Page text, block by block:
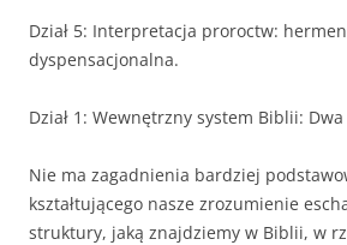
Dział 5: Interpretacja proroctw:
dyspensacjonalna.
Dział 1: Wewnętrzny system Biblii:
Nie ma zagadnienia bardziej
kształtującego nasze zrozumienie
struktury, jaką znajdziemy w Biblii, w